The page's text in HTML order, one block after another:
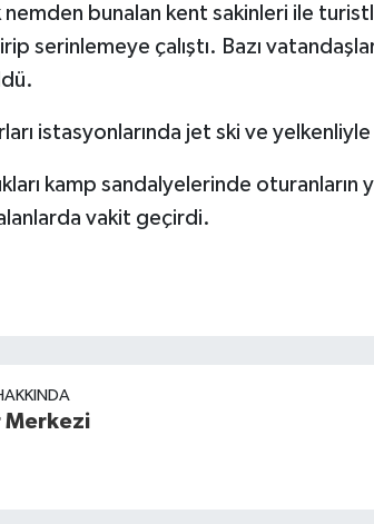
nemden bunalan kent sakinleri ile
serinlemeye çalıştı. Bazı
istasyonlarında jet ski ve
kamp sandalyelerinde oturanların
vakit geçirdi.
Merkezi